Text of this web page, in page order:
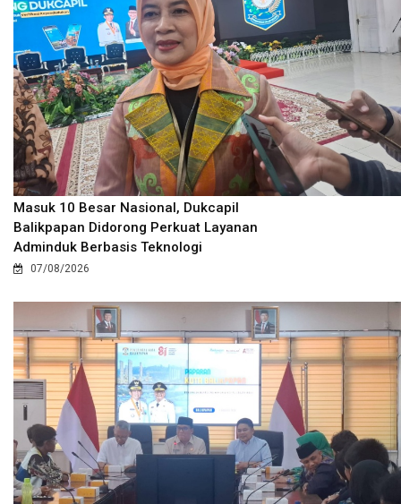
Masuk 10 Besar Nasional, Dukcapil
Balikpapan Didorong Perkuat Layanan
Adminduk Berbasis Teknologi
07/08/2026